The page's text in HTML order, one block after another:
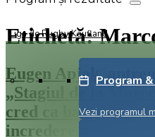
Liga de Rugby Kaufland
Program
Vezi programul
Etichetă:
Eugen Apjok,
„Stagiul de la
cred ca baietii au
incredere in ei”